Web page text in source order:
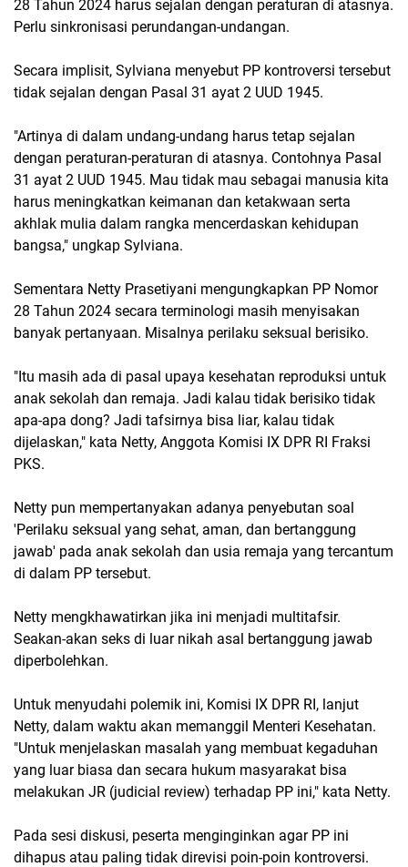
28 Tahun 2024 harus sejalan dengan peraturan di atasnya.
Perlu sinkronisasi perundangan-undangan.
Secara implisit, Sylviana menyebut PP kontroversi tersebut
tidak sejalan dengan Pasal 31 ayat 2 UUD 1945.
"Artinya di dalam undang-undang harus tetap sejalan
dengan peraturan-peraturan di atasnya. Contohnya Pasal
31 ayat 2 UUD 1945. Mau tidak mau sebagai manusia kita
harus meningkatkan keimanan dan ketakwaan serta
akhlak mulia dalam rangka mencerdaskan kehidupan
bangsa," ungkap Sylviana.
Sementara Netty Prasetiyani mengungkapkan PP Nomor
28 Tahun 2024 secara terminologi masih menyisakan
banyak pertanyaan. Misalnya perilaku seksual berisiko.
"Itu masih ada di pasal upaya kesehatan reproduksi untuk
anak sekolah dan remaja. Jadi kalau tidak berisiko tidak
apa-apa dong? Jadi tafsirnya bisa liar, kalau tidak
dijelaskan," kata Netty, Anggota Komisi IX DPR RI Fraksi
PKS.
Netty pun mempertanyakan adanya penyebutan soal
'Perilaku seksual yang sehat, aman, dan bertanggung
jawab' pada anak sekolah dan usia remaja yang tercantum
di dalam PP tersebut.
Netty mengkhawatirkan jika ini menjadi multitafsir.
Seakan-akan seks di luar nikah asal bertanggung jawab
diperbolehkan.
Untuk menyudahi polemik ini, Komisi IX DPR RI, lanjut
Netty, dalam waktu akan memanggil Menteri Kesehatan.
"Untuk menjelaskan masalah yang membuat kegaduhan
yang luar biasa dan secara hukum masyarakat bisa
melakukan JR (judicial review) terhadap PP ini," kata Netty.
Pada sesi diskusi, peserta menginginkan agar PP ini
dihapus atau paling tidak direvisi poin-poin kontroversi.